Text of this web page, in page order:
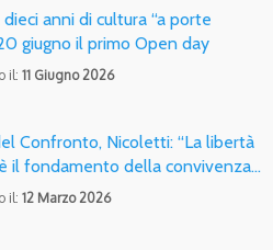
anni di cultura “a porte
giugno il primo Open day
il: 11 Giugno 2026
Confronto, Nicoletti: “La libertà
il fondamento della convivenza…
il: 12 Marzo 2026